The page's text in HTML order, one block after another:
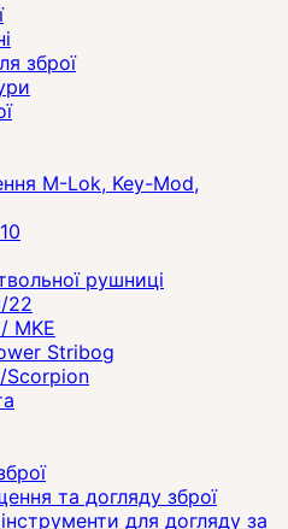
зброї
M-Lok, Key-Mod,
рушниці
22
MKE
Stribog
Scorpion
та догляду зброї
для догляду за